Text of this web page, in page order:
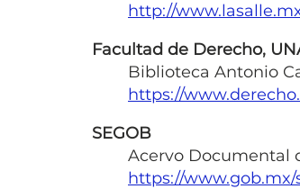
http://
Facultad de Derecho,
Biblioteca Antonio
https://
SEGOB
Acervo Documental
https://